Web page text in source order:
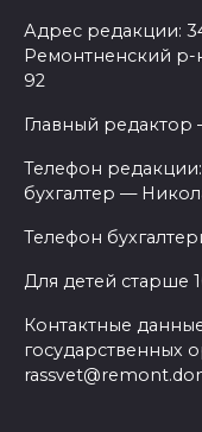
Адрес редакции:
Ремонтненский р-
92
Главный
Телефон
бухгалтер —
Телефон
Для детей старше
Контактные
государственных